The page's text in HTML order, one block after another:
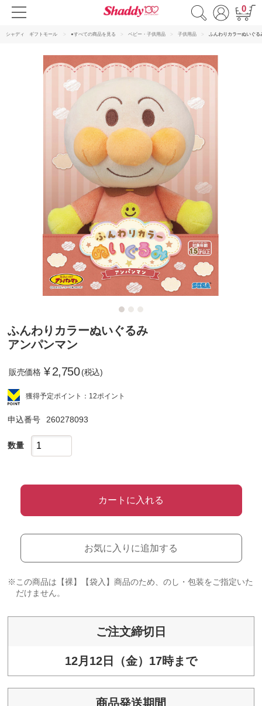
0
シャディ ギフトモール ●すべての商品を見る ベビー・子供用品 子供用品 ふんわりカラーぬいぐる
ふんわりカラーぬいぐるみ
アンパンマン
販売価格 ¥2,750 (税込)
獲得予定ポイント：12ポイント
申込番号 260278093
数量
カートに入れる
お気に入りに追加する
※この商品は【裸】【袋入】商品のため、のし・包装をご指定いた
だけません。
ご注文締切日
12月12日（金）17時まで
商品発送期間